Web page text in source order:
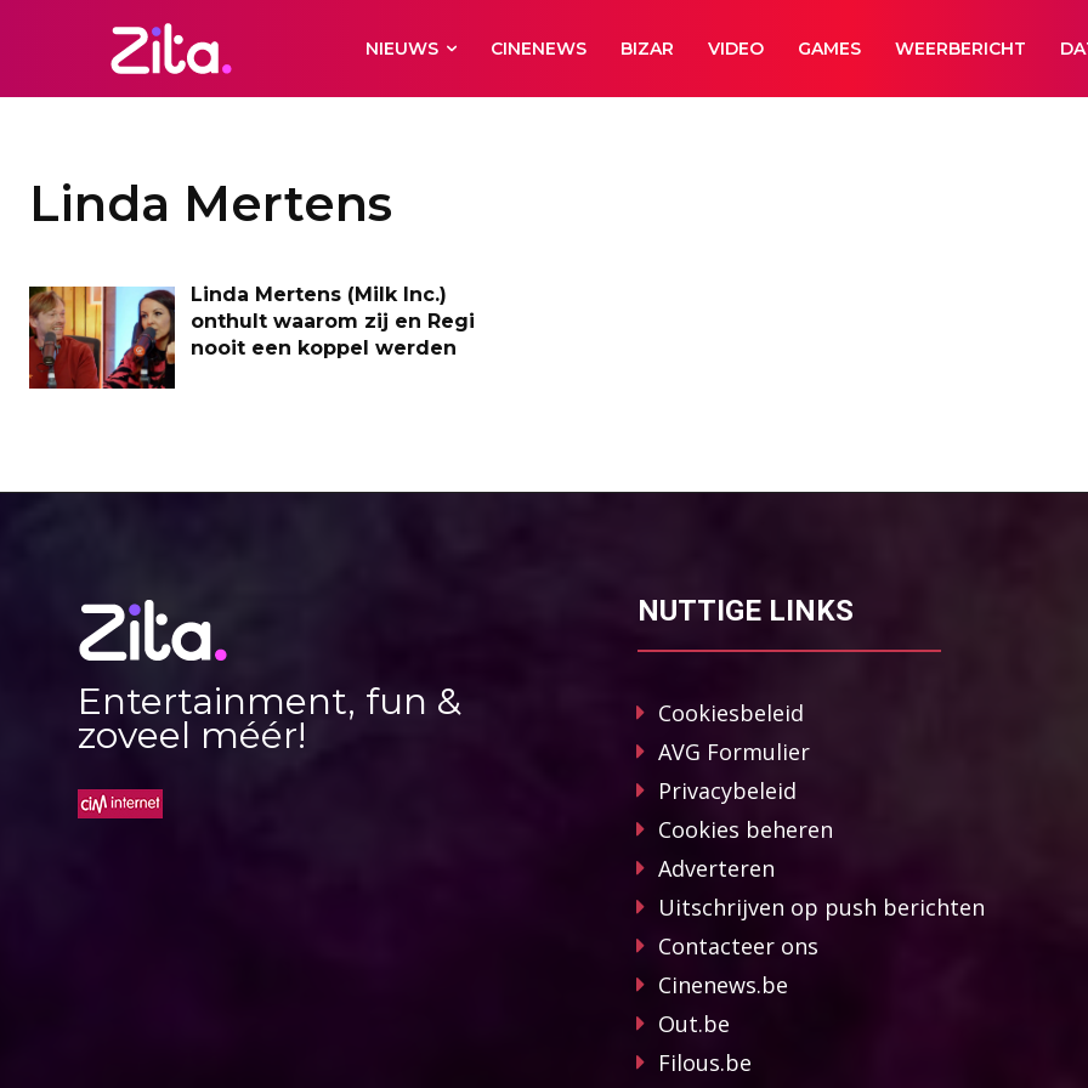
NIEUWS CINENEWS BIZAR VIDEO GAMES WEERBERICHT
Linda Mertens
Linda Mertens (Milk Inc.)
onthult waarom zij en Regi
nooit een koppel werden
Entertainment, fun &
zoveel méér!
NUTTIGE LINKS
Cookiesbeleid
AVG Formulier
Privacybeleid
Cookies beheren
Adverteren
Uitschrijven op push berichten
Contacteer ons
Cinenews.be
Out.be
Filous.be